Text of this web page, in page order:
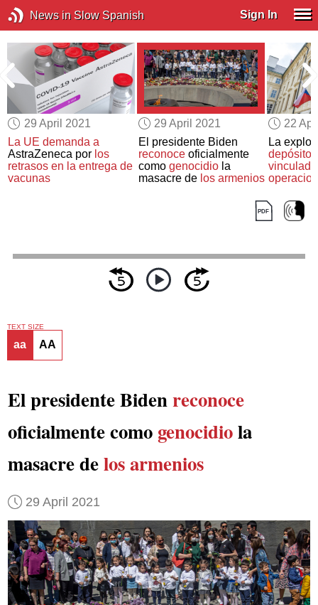
News in Slow Spanish Sign In
29 April 2021
La UE demanda a
AstraZeneca por los
retrasos en la entrega de
vacunas
29 April 2021
El presidente Biden
reconoceoficialmente
como genocidiola
masacre de los armenios
22
La
depósito
TEXT SIZE
aa AA
El presidente Bidenreconoce
oficialmente como genocidiola
masacre delos armenios
29 April 2021